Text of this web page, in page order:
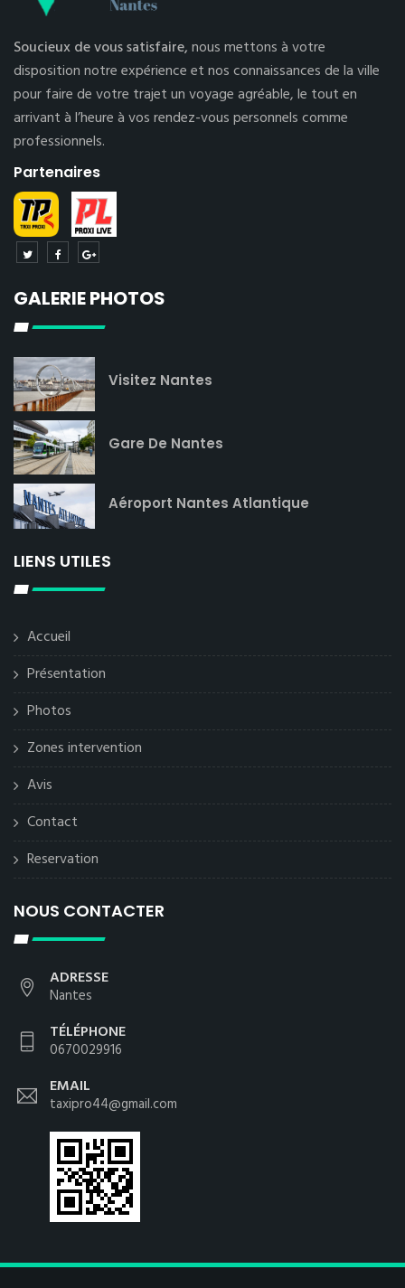
Soucieux de vous satisfaire,nous mettons à votre
disposition notre expérience et nos connaissances de la ville
pour faire de votre trajet un voyage agréable, le tout en
arrivant à l’heure à vos rendez-vous personnels comme
professionnels.
Partenaires
GALERIE PHOTOS
Visitez Nantes
Gare De Nantes
Aéroport Nantes Atlantique
LIENS UTILES
Accueil
Présentation
Photos
Zones intervention
Avis
Contact
Reservation
NOUS CONTACTER
ADRESSE
Nantes
TÉLÉPHONE
0670029916
EMAIL
taxipro44@gmail.com